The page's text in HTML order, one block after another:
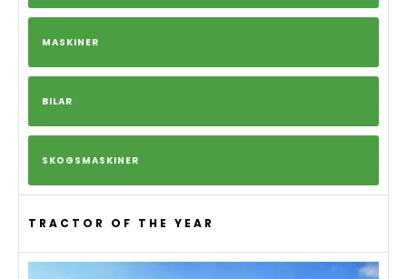
MASKINER
BILAR
SKOGSMASKINER
TRACTOR OF THE YEAR